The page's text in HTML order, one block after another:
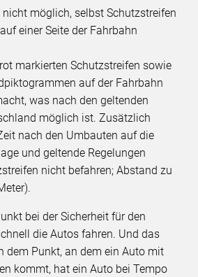
möglich, selbst Schutzstreifen
einer Seite der Fahrbahn
markierten Schutzstreifen sowie
auf der Fahrbahn
was nach den geltenden
möglich ist. Zusätzlich
nach den Umbauten auf die
und geltende Regelungen
nicht befahren; Abstand zu
bei der Sicherheit für den
die Autos fahren. Und das
dem Punkt, an dem ein Auto mit
kommt, hat ein Auto bei Tempo